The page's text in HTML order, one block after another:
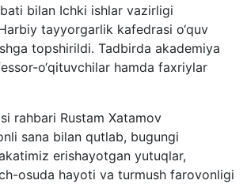
bilan Ichki ishlar vazirligi
tayyorgarlik kafedrasi o‘quv
topshirildi. Tadbirda akademiya
o‘qituvchilar hamda faxriylar
rahbari Rustam Xatamov
sana bilan qutlab, bugungi
erishayotgan yutuqlar,
osuda hayoti va turmush farovonligi